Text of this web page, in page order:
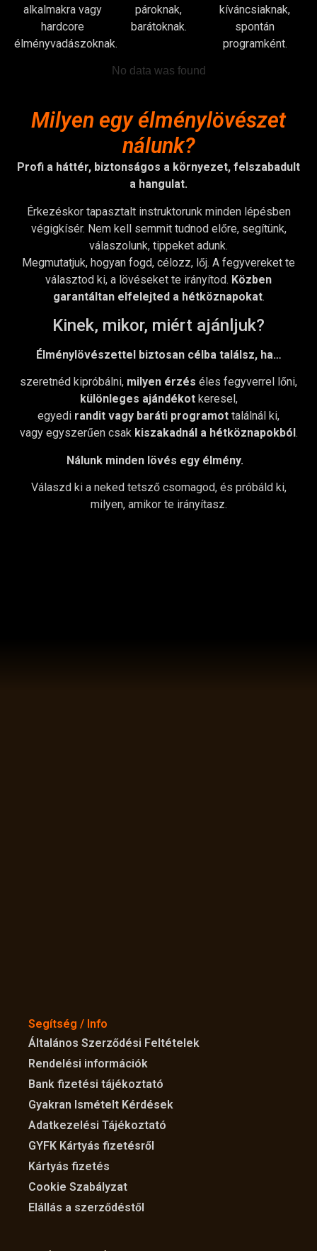
alkalmakra vagy
hardcore
élményvadászoknak.
pároknak,
barátoknak.
kíváncsiaknak,
spontán
programként.
No data was found
Milyen egy élménylövészet
nálunk?
Profi a háttér, biztonságos a környezet, felszabadult
a hangulat.
Érkezéskor tapasztalt instruktorunk minden lépésben
végigkísér. Nem kell semmit tudnod előre, segítünk,
válaszolunk, tippeket adunk.
Megmutatjuk, hogyan fogd, célozz, lőj. A fegyvereket te
választod ki, a lövéseket te irányítod. Közben
garantáltan elfelejted a hétköznapokat.
Kinek, mikor, miért ajánljuk?
Élménylövészettel biztosan célba találsz, ha…
szeretnéd kipróbálni, milyen érzés éles fegyverrel lőni,
különleges ajándékotkeresel,
egyedi randit vagy baráti programot találnál ki,
vagy egyszerűen csak kiszakadnál a hétköznapokból .
Nálunk minden lövés egy élmény.
Válaszd ki a neked tetsző csomagod, és próbáld ki,
milyen, amikor te irányítasz.
Segítség / Info
Általános Szerződési Feltételek
Rendelési információk
Bank fizetési tájékoztató
Gyakran Ismételt Kérdések
Adatkezelési Tájékoztató
GYFK Kártyás fizetésről
Kártyás fizetés
Cookie Szabályzat
Elállás a szerződéstől